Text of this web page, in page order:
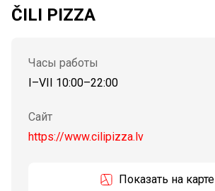
ČILI PIZZA
Часы работы
I–VII 10:00–22:00
Сайт
https://www.cilipizza.lv
Показать на карте